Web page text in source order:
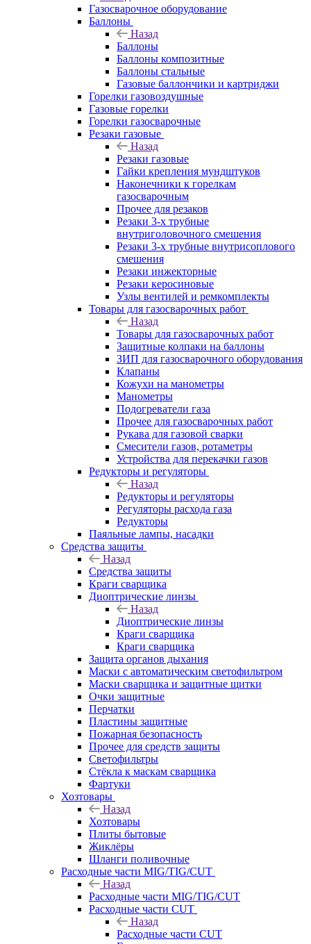
Газосварочное оборудование
Баллоны
Назад
Баллоны
Баллоны композитные
Баллоны стальные
Газовые баллончики и картриджи
Горелки газовоздушные
Газовые горелки
Горелки газосварочные
Резаки газовые
Назад
Резаки газовые
Гайки крепления мундштуков
Наконечники к горелкам
газосварочным
Прочее для резаков
Резаки 3-х трубные
внутриголовочного смешения
Резаки 3-х трубные внутрисоплового
смешения
Резаки инжекторные
Резаки керосиновые
Узлы вентилей и ремкомплекты
Товары для газосварочных работ
Назад
Товары для газосварочных работ
Защитные колпаки на баллоны
ЗИП для газосварочного оборудования
Клапаны
Кожухи на манометры
Манометры
Подогреватели газа
Прочее для газосварочных работ
Рукава для газовой сварки
Смесители газов, ротаметры
Устройства для перекачки газов
Редукторы и регуляторы
Назад
Редукторы и регуляторы
Регуляторы расхода газа
Редукторы
Паяльные лампы, насадки
Средства защиты
Назад
Средства защиты
Краги сварщика
Диоптрические линзы
Назад
Диоптрические линзы
Краги сварщика
Краги сварщика
Защита органов дыхания
Маски с автоматическим светофильтром
Маски сварщика и защитные щитки
Очки защитные
Перчатки
Пластины защитные
Пожарная безопасность
Прочее для средств защиты
Светофильтры
Стёкла к маскам сварщика
Фартуки
Хозтовары
Назад
Хозтовары
Плиты бытовые
Жиклёры
Шланги поливочные
Расходные части MIG/TIG/CUT
Назад
Расходные части MIG/TIG/CUT
Расходные части CUT
Назад
Расходные части CUT